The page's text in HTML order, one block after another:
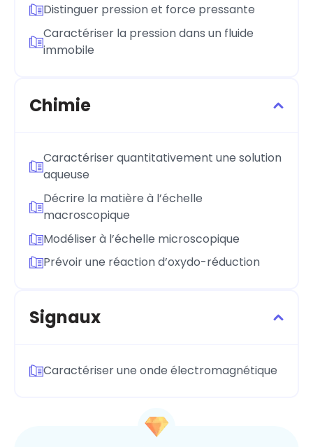
Distinguer pression et force pressante
Caractériser la pression dans un fluide
immobile
Chimie
Caractériser quantitativement une solution
aqueuse
Décrire la matière à l’échelle
macroscopique
Modéliser à l’échelle microscopique
Prévoir une réaction d’oxydo-réduction
Signaux
Caractériser une onde électromagnétique